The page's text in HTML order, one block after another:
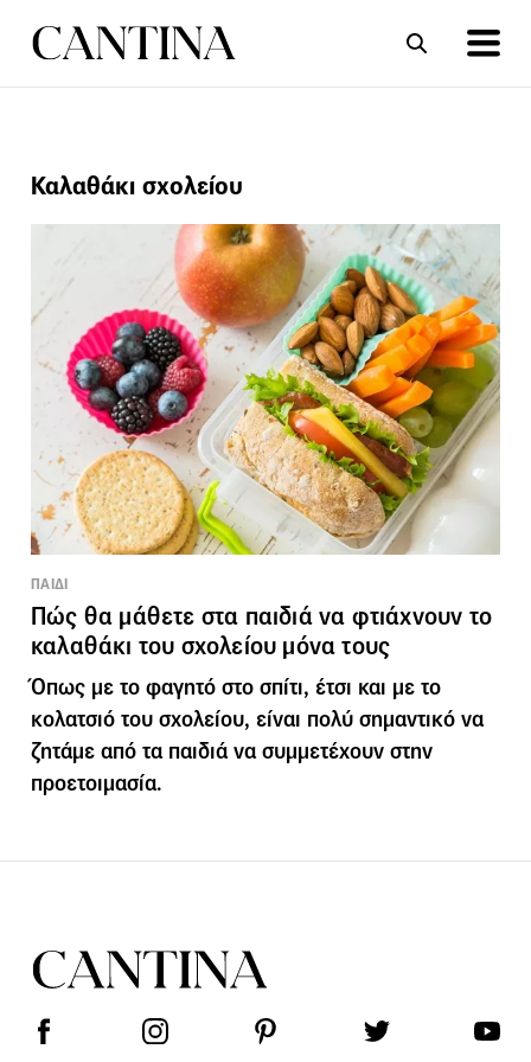
ΣΥΝΤΑΓΕΣ
Καλαθάκι σχολείου
ΠΑΙΔΙ
Πώς θα μάθετε στα παιδιά να φτιάχνουν το
καλαθάκι του σχολείου μόνα τους
Όπως με το φαγητό στο σπίτι, έτσι και με το
κολατσιό του σχολείου, είναι πολύ σημαντικό να
ζητάμε από τα παιδιά να συμμετέχουν στην
προετοιμασία.